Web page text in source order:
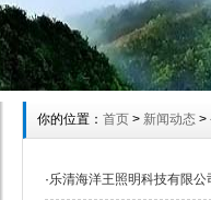
你的位置： 首页 > 新闻动态 >
·乐清海洋王照明科技有限